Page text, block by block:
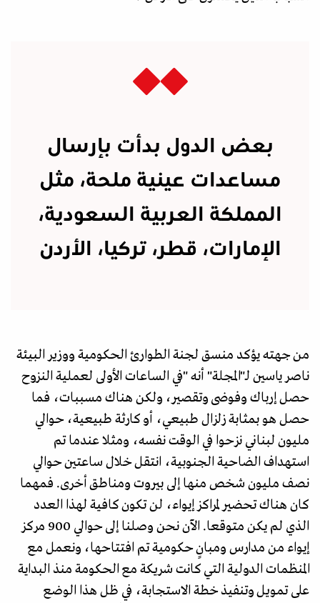
بعض الدول بدأت بإرسال
مساعدات عينية ملحة، مثل
المملكة العربية السعودية،
الإمارات، قطر، تركيا، الأردن
من جهته يؤكد منسق لجنة الطوارئ الحكومية ووزير البيئة
ناصر ياسين لـ"المجلة" أنه "في الساعات الأولى لعملية النزوح
حصل إرباك وفوضى وتقصير، ولكن هناك مسببات، فما
حصل هو بمثابة زلزال طبيعي، أو كارثة طبيعية، حوالي
مليون لبناني نزحوا في الوقت نفسه، ومثلا عندما تم
استهداف الضاحية الجنوبية، انتقل خلال ساعتين حوالي
نصف مليون شخص منها إلى بيروت ومناطق أخرى. فمهما
كان هناك تحضير لمراكز إيواء، لن تكون كافية لهذا العدد
الذي لم يكن متوقعا. الآن نحن وصلنا إلى حوالي 900 مركز
إيواء من مدارس ومبانٍ حكومية تم افتتاحها، ونعمل مع
المنظمات الدولية التي كانت شريكة مع الحكومة منذ البداية
على تمويل وتنفيذ خطة الاستجابة، في ظل هذا الوضع